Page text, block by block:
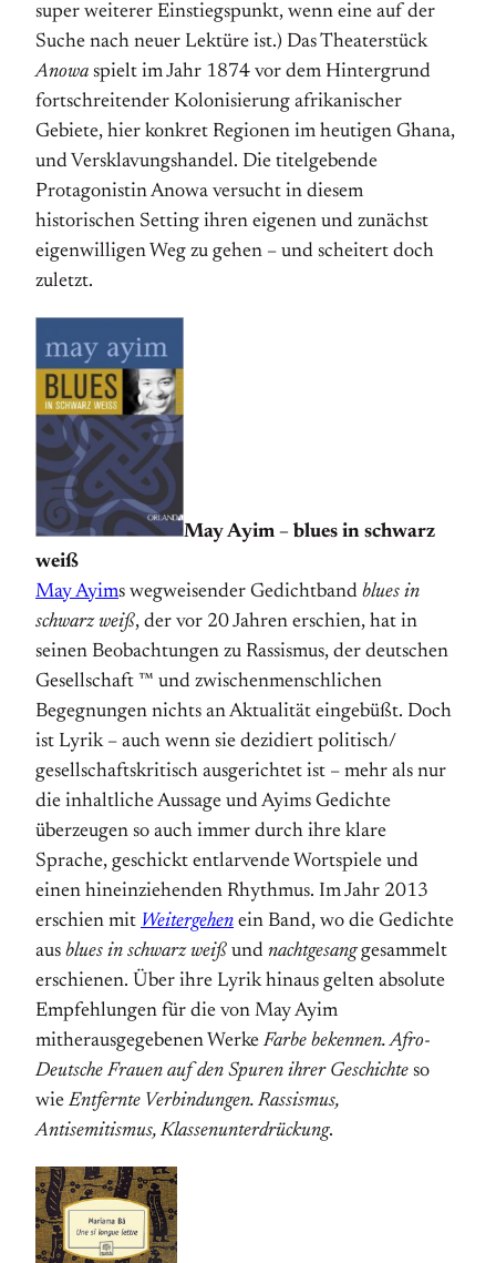
super weiterer Einstiegspunkt, wenn eine auf der
Suche nach neuer Lektüre ist.) Das Theaterstück
Anowa spielt im Jahr 1874 vor dem Hintergrund
fortschreitender Kolonisierung afrikanischer
Gebiete, hier konkret Regionen im heutigen Ghana,
und Versklavungshandel. Die titelgebende
Protagonistin Anowa versucht in diesem
historischen Setting ihren eigenen und zunächst
eigenwilligen Weg zu gehen – und scheitert doch
zuletzt.
May Ayim – blues in schwarz
weiß
May Ayims wegweisender Gedichtband blues in
schwarz weiß, der vor 20 Jahren erschien, hat in
seinen Beobachtungen zu Rassismus, der deutschen
Gesellschaft ™ und zwischenmenschlichen
Begegnungen nichts an Aktualität eingebüßt. Doch
ist Lyrik – auch wenn sie dezidiert politisch/
gesellschaftskritisch ausgerichtet ist – mehr als nur
die inhaltliche Aussage und Ayims Gedichte
überzeugen so auch immer durch ihre klare
Sprache, geschickt entlarvende Wortspiele und
einen hineinziehenden Rhythmus. Im Jahr 2013
erschien mit Weitergehen ein Band, wo die Gedichte
aus blues in schwarz weiß und nachtgesanggesammelt
erschienen. Über ihre Lyrik hinaus gelten absolute
Empfehlungen für die von May Ayim
mitherausgegebenen Werke Farbe bekennen. Afro-
Deutsche Frauen auf den Spuren ihrer Geschichte so
wie Entfernte Verbindungen. Rassismus,
Antisemitismus, Klassenunterdrückung.